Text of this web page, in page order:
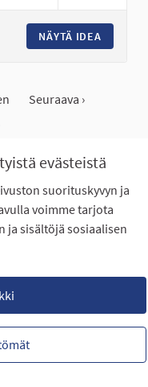
evästeistä
suorituskyvyn ja
voimme tarjota
ja sisältöjä sosiaalisen
NÄYTÄ IDEA
Seuraava ›
kaikki peruutetut ideat
kysytyt kysymykset
datatiedostot
ohjelmiston